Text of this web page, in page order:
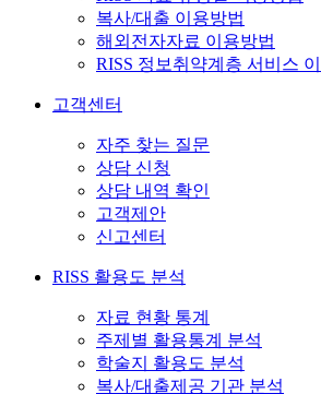
복사/대출 이용방법
해외전자자료 이용방법
RISS 정보취약계층 서비스
고객센터
자주 찾는 질문
상담 신청
상담 내역 확인
고객제안
신고센터
RISS 활용도 분석
자료 현황 통계
주제별 활용통계 분석
학술지 활용도 분석
복사/대출제공 기관 분석